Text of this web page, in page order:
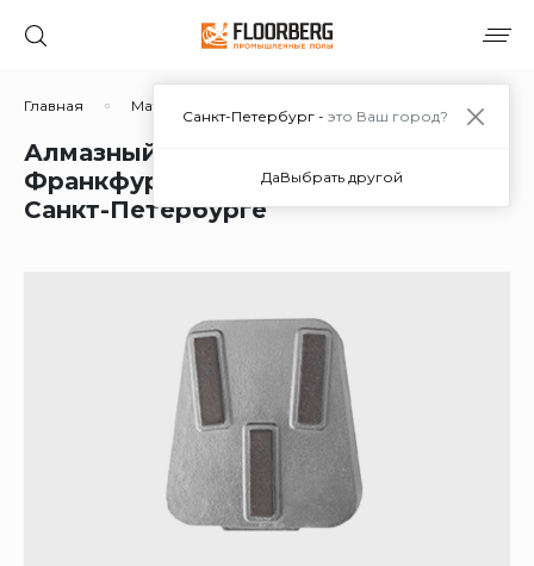
Главная Материалы Дополнительные материалы
Алмазный шлифовальный
Франкфурт Оптима00 1000/800 в
Санкт-Петербурге
Санкт-Петербург - это Ваш город?
ДаВыбрать другой